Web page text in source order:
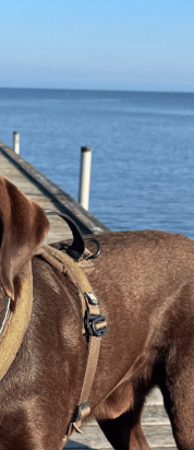
15 %, gule ærter 8 %,
%, calcium 1,0 %,